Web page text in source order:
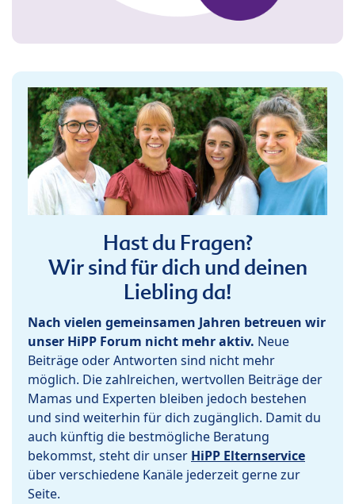
Hast du Fragen?
Wir sind für dich und deinen
Liebling da!
Nach vielen gemeinsamen Jahren betreuen wir
unser HiPP Forum nicht mehr aktiv. Neue
Beiträge oder Antworten sind nicht mehr
möglich. Die zahlreichen, wertvollen Beiträge der
Mamas und Experten bleiben jedoch bestehen
und sind weiterhin für dich zugänglich. Damit du
auch künftig die bestmögliche Beratung
bekommst, steht dir unser HiPP Elternservice
über verschiedene Kanäle jederzeit gerne zur
Seite.